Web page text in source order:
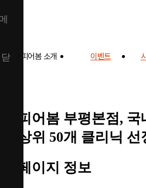
피어봄 소개 이벤트
피어봄 부평본점,
상위 50개 클리닉 선
페이지 정보